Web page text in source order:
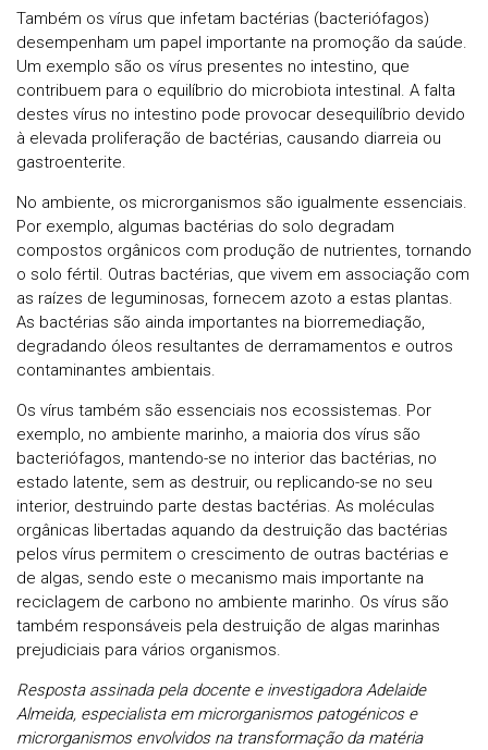
Também os vírus que infetam bactérias (bacteriófagos)
desempenham um papel importante na promoção da saúde.
Um exemplo são os vírus presentes no intestino, que
contribuem para o equilíbrio do microbiota intestinal. A falta
destes vírus no intestino pode provocar desequilíbrio devido
à elevada proliferação de bactérias, causando diarreia ou
gastroenterite.
No ambiente, os microrganismos são igualmente essenciais.
Por exemplo, algumas bactérias do solo degradam
compostos orgânicos com produção de nutrientes, tornando
o solo fértil. Outras bactérias, que vivem em associação com
as raízes de leguminosas, fornecem azoto a estas plantas.
As bactérias são ainda importantes na biorremediação,
degradando óleos resultantes de derramamentos e outros
contaminantes ambientais.
Os vírus também são essenciais nos ecossistemas. Por
exemplo, no ambiente marinho, a maioria dos vírus são
bacteriófagos, mantendo-se no interior das bactérias, no
estado latente, sem as destruir, ou replicando-se no seu
interior, destruindo parte destas bactérias. As moléculas
orgânicas libertadas aquando da destruição das bactérias
pelos vírus permitem o crescimento de outras bactérias e
de algas, sendo este o mecanismo mais importante na
reciclagem de carbono no ambiente marinho. Os vírus são
também responsáveis pela destruição de algas marinhas
prejudiciais para vários organismos.
Resposta assinada pela docente e investigadora Adelaide
Almeida, especialista em microrganismos patogénicos e
microrganismos envolvidos na transformação da matéria